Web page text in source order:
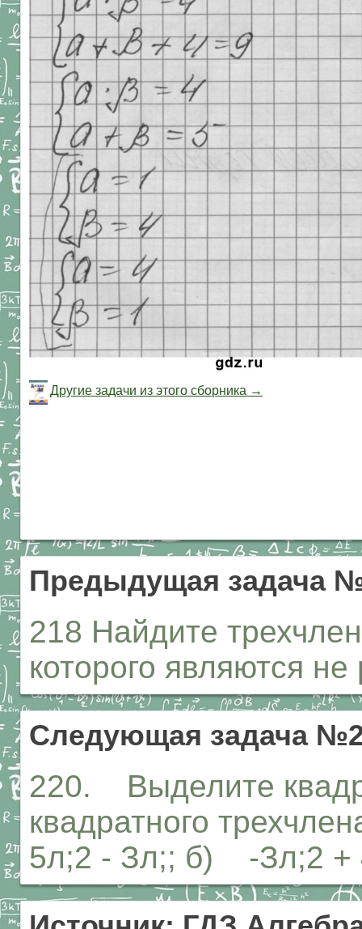
Другие задачи из этого сборника →
Предыдущая задача
218 Найдите
которого являются
Следующая задача
220. Выделите
квадратного
5л;2 - Зл;; б) -Зл;2 +